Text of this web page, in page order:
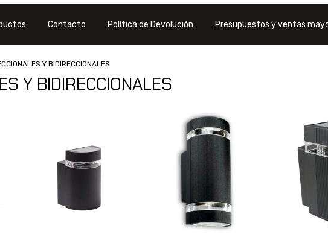
Contacto Política de Devolución Presupuestos y ventas
Y BIDIRECCIONALES
Y BIDIRECCIONALES